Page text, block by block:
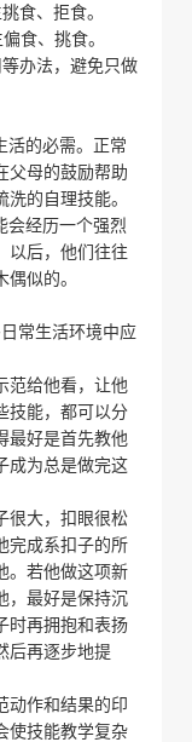
食、拒食。
食、挑食。
办法，避免只做
的必需。正常
父母的鼓励帮助
的自理技能。
经历一个强烈
以后，他们往往
似的。
常生活环境中应
范给他看，让他
技能，都可以分
最好是首先教他
成为总是做完这
很大，扣眼很松
完成系扣子的所
。若他做这项新
，最好是保持沉
时再拥抱和表扬
后再逐步地提
动作和结果的印
使技能教学复杂